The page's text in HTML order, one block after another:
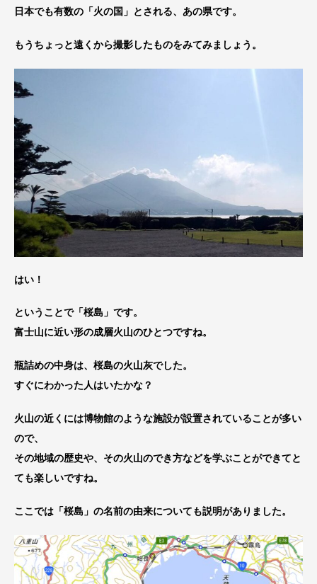
日本でも有数の「火の国」とされる、あの県です。
もうちょっと遠くから撮影したものをみてみましょう。
はい！
ということで「桜島」です。
富士山に近い形の成層火山のひとつですね。
瓶詰めの中身は、桜島の火山灰でした。
すぐにわかった人はいたかな？
火山の近くには博物館のような施設が設置されていることが多い
ので、
その地域の歴史や、その火山のでき方などを学ぶことができてと
ても楽しいですね。
ここでは「桜島」の名前の由来についても説明がありました。